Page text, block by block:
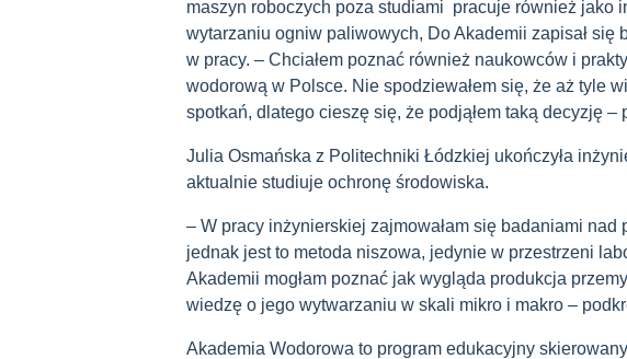
maszyn roboczych poza studiami pracuje również jako
wytarzaniu ogniw paliwowych, Do Akademii zapisał się
w pracy. – Chciałem poznać również naukowców i
wodorową w Polsce. Nie spodziewałem się, że aż tyle
spotkań, dlatego cieszę się, że podjąłem taką decyzję –
Julia Osmańska z Politechniki Łódzkiej ukończyła
aktualnie studiuje ochronę środowiska.
– W pracy inżynierskiej zajmowałam się badaniami
jednak jest to metoda niszowa, jedynie w przestrzeni
Akademii mogłam poznać jak wygląda produkcja
wiedzę o jego wytwarzaniu w skali mikro i makro –
Akademia Wodorowa to program edukacyjny